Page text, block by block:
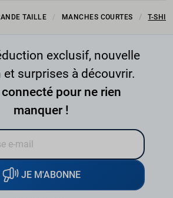
TAILLE MANCHES COURTES T-
exclusif, nouvelle
surprises à découvrir.
pour ne rien
manquer !
JE M'ABONNE